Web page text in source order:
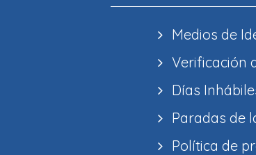
Medios de
Verificación
Días
Paradas de
Política de